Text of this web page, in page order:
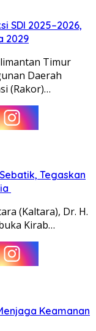
SDI 2025–2026,
2029
Timur
Daerah
(Rakor)…
Tegaskan
(Kaltara), Dr. H.
Kirab…
Keamanan